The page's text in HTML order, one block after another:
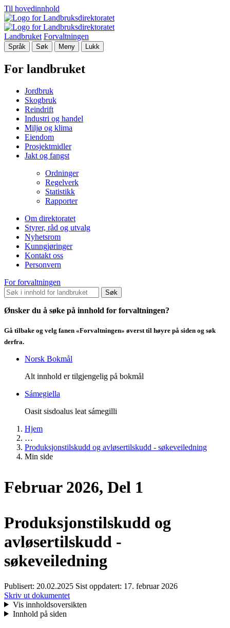
Til hovedinnhold
Landbruket Forvaltningen
Språk Søk Meny Lukk
For landbruket
Jordbruk
Skogbruk
Reindrift
Industri og handel
Miljø og klima
Eiendom
Prosjektmidler
Jakt og fangst
Ordninger
Regelverk
Statistikk
Rapporter
Om direktoratet
Styrer, råd og utvalg
Nyhetsrom
Kunngjøringer
Kontakt oss
Personvern
For forvaltningen
Søk
Ønsker du å søke på innhold for forvaltningen?
Gå tilbake og velg fanen «Forvaltningen» øverst til høyre på siden og søk
derfra.
Norsk Bokmål
Alt innhold er tilgjengelig på bokmål
Sámegiella
Oasit sisdoalus leat sámegilli
Hjem
…
Produksjonstilskudd og avløsertilskudd - søkeveiledning
Min side
Februar 2026, Del 1
Produksjonstilskudd og
avløsertilskudd -
søkeveiledning
Publisert: 20.02.2025 Sist oppdatert: 17. februar 2026
Skriv ut dokumentet
Vis innholdsoversikten
Innhold på siden